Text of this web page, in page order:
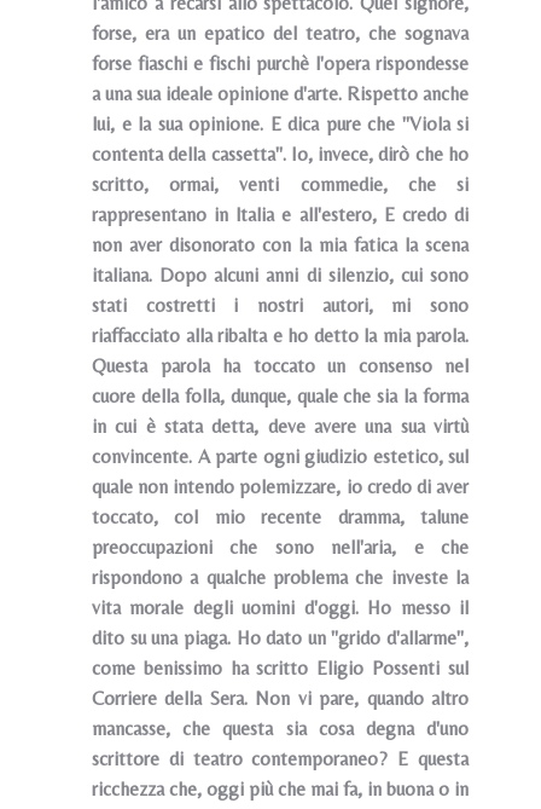
forse, era un epatico del teatro, che sognava
forse fiaschi e fischi purchè l'opera rispondesse
a una sua ideale opinione d'arte. Rispetto anche
lui, e la sua opinione. E dica pure che "Viola si
contenta della cassetta". Io, invece, dirò che ho
scritto, ormai, venti commedie, che si
rappresentano in ltalia e all'estero, E credo di
non aver disonorato con la mia fatica la scena
italiana. Dopo alcuni anni di silenzio, cui sono
stati costretti i nostri autori, mi sono
riaffacciato alla ribalta e ho detto la mia parola.
Questa parola ha toccato un consenso nel
cuore della folla, dunque, quale che sia la forma
in cui è stata detta, deve avere una sua virtù
convincente. A parte ogni giudizio estetico, sul
quale non intendo polemizzare, io credo di aver
toccato, col mio recente dramma, talune
preoccupazioni che sono nell'aria, e che
rispondono a qualche problema che investe la
vita morale degli uomini d'oggi. Ho messo il
dito su una piaga. Ho dato un "grido d'allarme",
come benissimo ha scritto Eligio Possenti sul
Corriere della Sera. Non vi pare, quando altro
mancasse, che questa sia cosa degna d'uno
scrittore di teatro contemporaneo? E questa
ricchezza che, oggi più che mai fa, in buona o in